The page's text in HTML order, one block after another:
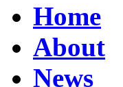
Home
About
News